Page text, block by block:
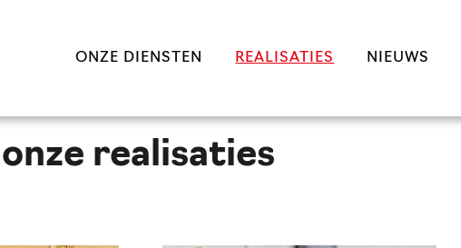
ONZE DIENSTEN REALISATIES NIEUWS
realisaties